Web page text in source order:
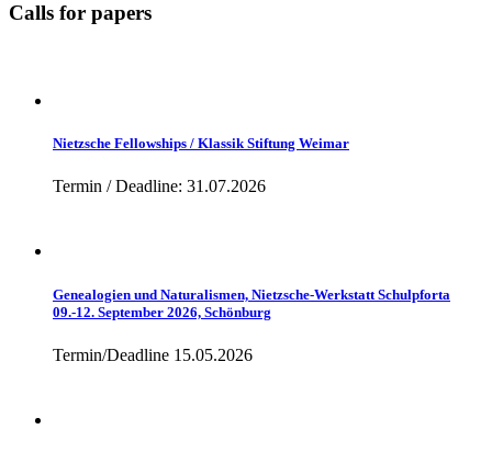
Calls for papers
Nietzsche Fellowships / Klassik Stiftung Weimar
Termin / Deadline: 31.07.2026
Genealogien und Naturalismen, Nietzsche-Werkstatt Schulpforta
09.-12. September 2026, Schönburg
Termin/Deadline 15.05.2026